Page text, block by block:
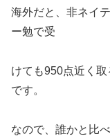
海外だと、非ネイ
ー勉で受
けても950点近く
です。
なので、誰かと比